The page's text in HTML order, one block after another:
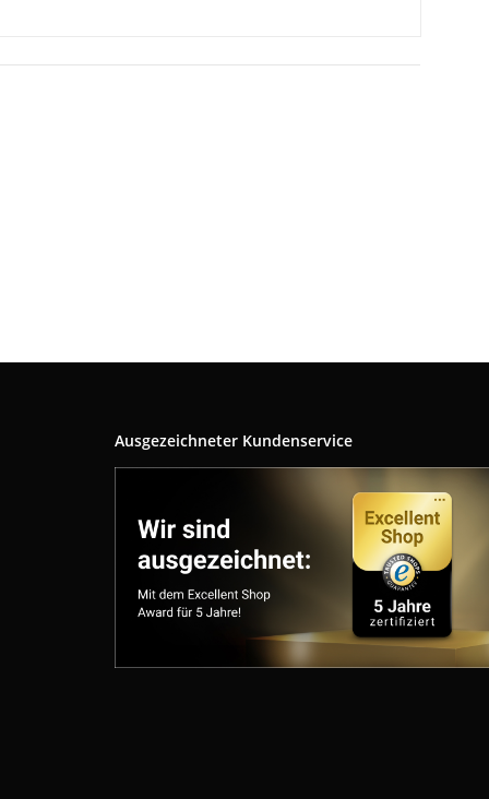
Ausgezeichneter Kundenservice